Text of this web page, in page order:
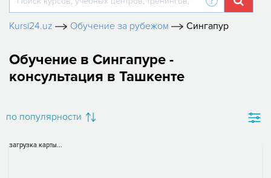
Kursi24.uz Обучение за рубежом Сингапур
Обучение в Сингапуре -
консультация в Ташкенте
по популярности
загрузка карты...